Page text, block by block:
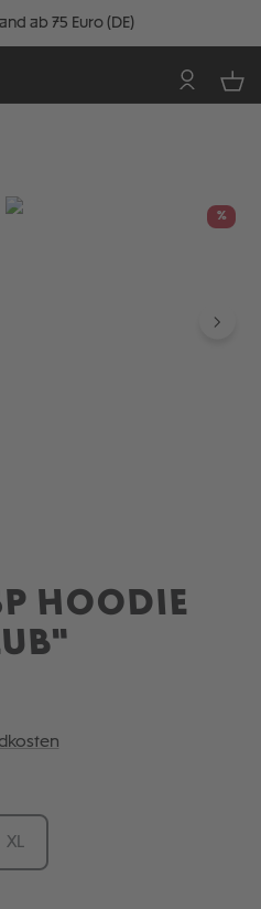
ab 75 Euro (DE)
%
HOODIE
XL